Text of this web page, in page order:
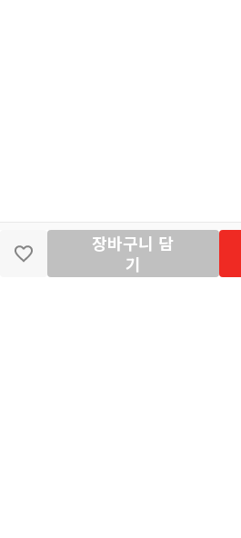
장바구니 담
기
딴지마켓이용약관개인정보처리방침
공지사항